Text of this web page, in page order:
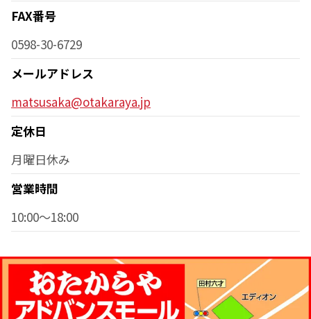
FAX番号
0598-30-6729
メールアドレス
matsusaka@otakaraya.jp
定休日
月曜日休み
営業時間
10:00～18:00